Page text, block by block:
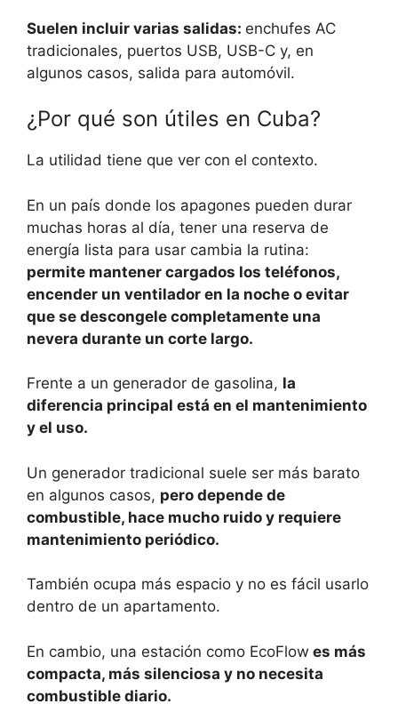
Suelen incluir varias salidas: enchufes AC
tradicionales, puertos USB, USB-C y, en
algunos casos, salida para automóvil.
¿Por qué son útiles en Cuba?
La utilidad tiene que ver con el contexto.
En un país donde los apagones pueden durar
muchas horas al día, tener una reserva de
energía lista para usar cambia la rutina:
permite mantener cargados los teléfonos,
encender un ventilador en la noche o evitar
que se descongele completamente una
nevera durante un corte largo.
Frente a un generador de gasolina, la
diferencia principal está en el mantenimiento
y el uso.
Un generador tradicional suele ser más barato
en algunos casos, pero depende de
combustible, hace mucho ruido y requiere
mantenimiento periódico.
También ocupa más espacio y no es fácil usarlo
dentro de un apartamento.
En cambio, una estación como EcoFlow es más
compacta, más silenciosa y no necesita
combustible diario.